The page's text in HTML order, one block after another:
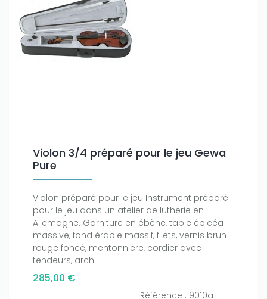
Violon 3/4 préparé pour le jeu Gewa
Pure
Violon préparé pour le jeu Instrument préparé
pour le jeu dans un atelier de lutherie en
Allemagne. Garniture en ébène, table épicéa
massive, fond érable massif, filets, vernis brun
rouge foncé, mentonnière, cordier avec
tendeurs, arch
285,00 €
Référence : 9010a